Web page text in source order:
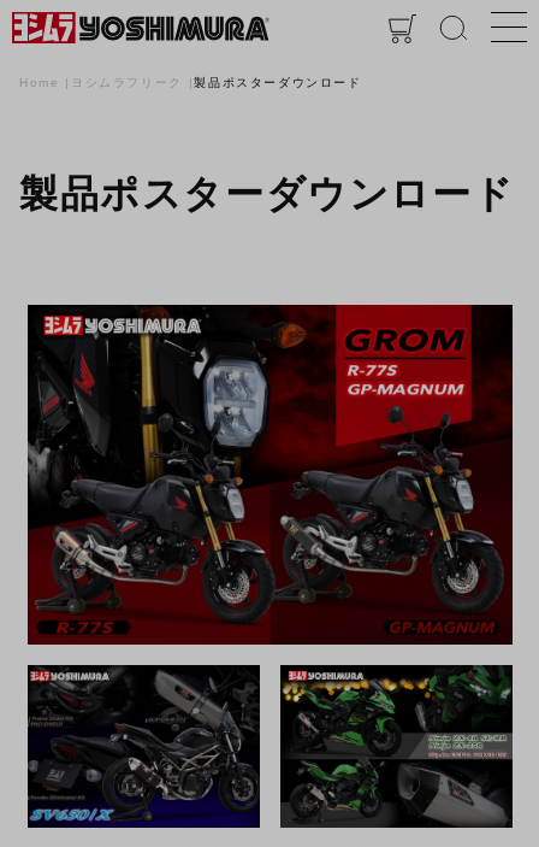
Home ヨシムラフリーク 製品ポスターダウンロード
製品ポスターダウンロード